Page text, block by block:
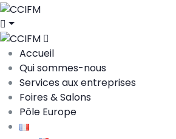
Accueil
Qui sommes-nous
Services aux entreprises
Foires & Salons
Pôle Europe